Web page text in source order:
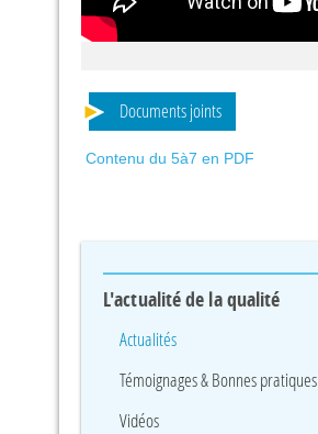
Documents joints
Contenu du 5à7 en PDF
L'actualité de la qualité
Actualités
Témoignages & Bonnes pratiques
Vidéos